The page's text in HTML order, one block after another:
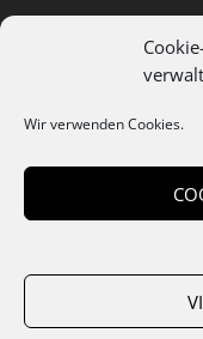
Wir verwenden Cookies.
Digitalisierung